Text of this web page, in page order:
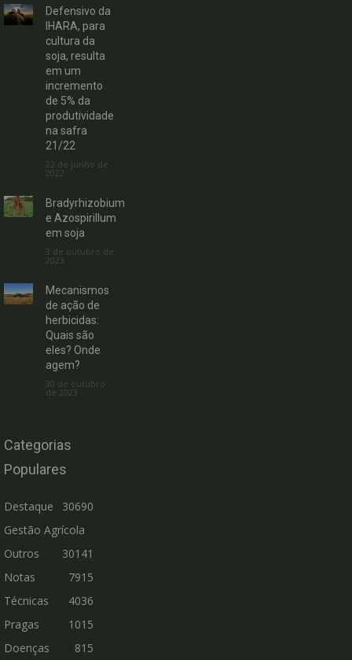
Defensivo da
IHARA, para
cultura da
soja, resulta
em um
incremento
de 5% da
produtividade
na safra
21/22
22 de junho de
2022
Bradyrhizobium
e Azospirillum
em soja
3 de outubro de
2023
Mecanismos
de ação de
herbicidas:
Quais são
eles? Onde
agem?
30 de outubro
de 2023
Categorias
Populares
Destaque
30690
Gestão Agrícola
30141
Outros
7915
Notas
Técnicas
4036
Pragas
1015
Doenças
815